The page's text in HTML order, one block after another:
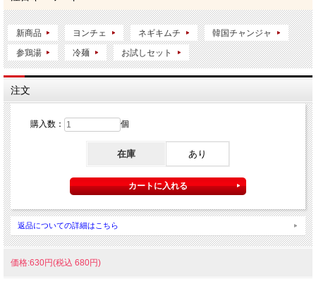
新商品 ヨンチェ ネギキムチ 韓国チャンジャ
参鶏湯 冷麺 お試しセット
注文
購入数： 個
在庫 あり
返品についての詳細はこちら
価格:630円(税込 680円)